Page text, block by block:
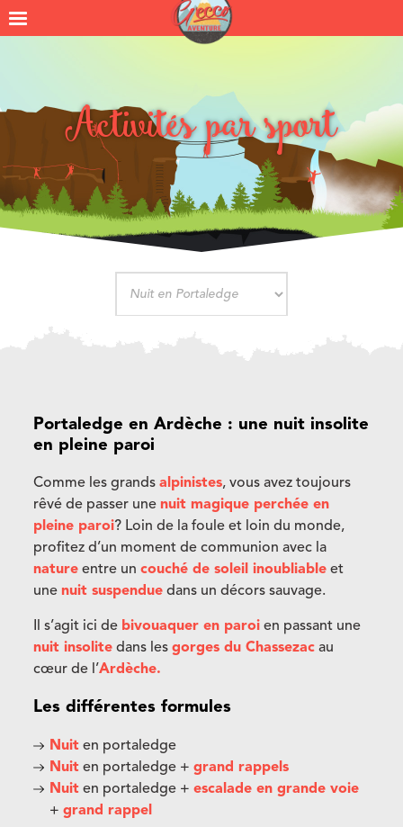
Activités par sport
Portaledge en Ardèche : une nuit insolite
en pleine paroi
Comme les grandsalpinistes, vous avez toujours
rêvé de passer unenuit magique perchée en
pleine paroi? Loin de la foule et loin du monde,
profitez d’un moment de communion avec la
nature entre uncouché de soleil inoubliable et
unenuit suspendue dans un décors sauvage.
Il s’agit ici de bivouaquer en paroi en passant une
nuit insolite dans lesgorges du Chassezac au
cœur de l’Ardèche.
Les différentes formules
Nuit en portaledge
Nuit en portaledge +grand rappels
Nuit en portaledge +escalade en grande voie
+grand rappel